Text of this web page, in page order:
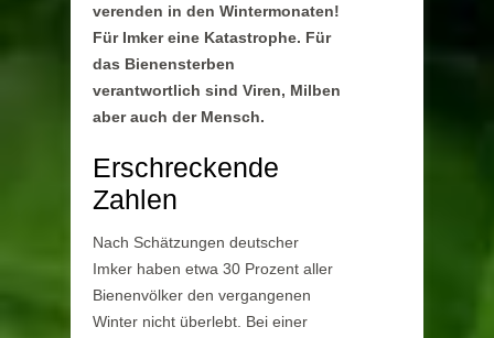
verenden in den Wintermonaten!
Für Imker eine Katastrophe. Für
das Bienensterben
verantwortlich sind Viren, Milben
aber auch der Mensch.
Erschreckende
Zahlen
Nach Schätzungen deutscher
Imker haben etwa 30 Prozent aller
Bienenvölker den vergangenen
Winter nicht überlebt. Bei einer